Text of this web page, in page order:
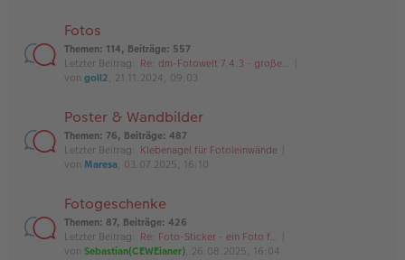
Fotos
Themen: 114, Beiträge: 557
Letzter Beitrag: Re: dm-Fotowelt 7.4.3 - große…
von goll2, 21.11.2024, 09:03
Poster & Wandbilder
Themen: 76, Beiträge: 487
Letzter Beitrag: Klebenagel für Fotoleinwände
von Maresa, 03.07.2025, 16:10
Fotogeschenke
Themen: 87, Beiträge: 426
Letzter Beitrag: Re: Foto-Sticker - ein Foto f…
von Sebastian(CEWEianer), 26.08.2025, 16:04